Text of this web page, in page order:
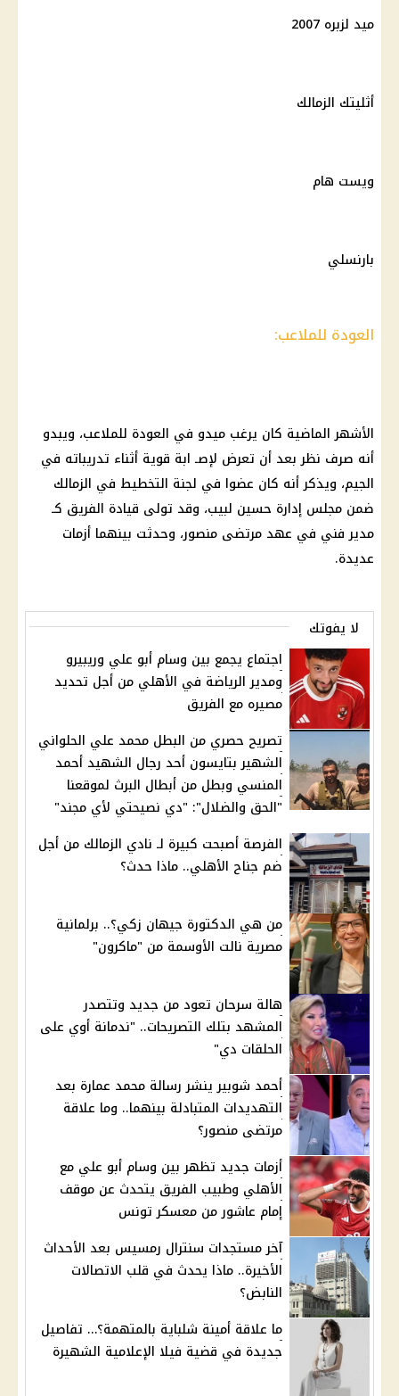
ميد لزبره 2007
أثليتك الزمالك
ويست هام
بارنسلي
العودة للملاعب:
الأشهر الماضية كان يرغب ميدو في العودة للملاعب، ويبدو
أنه صرف نظر بعد أن تعرض لإصـ ابة قوية أثناء تدريباته في
الجيم، ويذكر أنه كان عضوا في لجنة التخطيط في الزمالك
ضمن مجلس إدارة حسين لبيب، وقد تولى قيادة الفريق كـ
مدير فني في عهد مرتضى منصور، وحدثت بينهما أزمات
عديدة.
لا يفوتك
اجتماع يجمع بين وسام أبو علي وريبيرو
ومدير الرياضة في الأهلي من أجل تحديد
مصيره مع الفريق
تصريح حصري من البطل محمد علي الحلواني
الشهير بتايسون أحد رجال الشهيد أحمد
المنسي وبطل من أبطال البرث لموقعنا
"الحق والضلال": "دي نصيحتي لأي مجند"
الفرصة أصبحت كبيرة لـ نادي الزمالك من أجل
ضم جناح الأهلي.. ماذا حدث؟
من هي الدكتورة جيهان زكي؟.. برلمانية
مصرية نالت الأوسمة من "ماكرون"
هالة سرحان تعود من جديد وتتصدر
المشهد بتلك التصريحات.. "ندمانة أوي على
الحلقات دي"
أحمد شوبير ينشر رسالة محمد عمارة بعد
التهديدات المتبادلة بينهما.. وما علاقة
مرتضى منصور؟
أزمات جديد تظهر بين وسام أبو علي مع
الأهلي وطبيب الفريق يتحدث عن موقف
إمام عاشور من معسكر تونس
آخر مستجدات سنترال رمسيس بعد الأحداث
الأخيرة.. ماذا يحدث في قلب الاتصالات
النابض؟
ما علاقة أمينة شلباية بالمتهمة؟… تفاصيل
جديدة في قضية فيلا الإعلامية الشهيرة